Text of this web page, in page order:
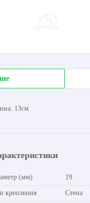
13см
(мм) 19
крепления Стена